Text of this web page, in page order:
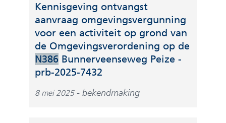
i
j
s
t
n
a
a
Kennisgeving ontvangst
aanvraag omgevingsvergunning
voor een activiteit op grond van
de Omgevingsverordening op de
N386Bunnerveenseweg Peize -
prb-2025-7432(
e
8 mei 2025 bekendmaking